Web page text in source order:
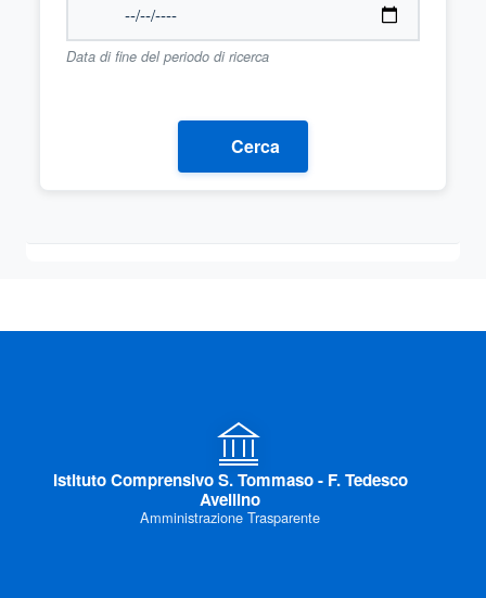
Data di fine del periodo di ricerca
Cerca
Istituto Comprensivo S. Tommaso - F. Tedesco
Avellino
Amministrazione Trasparente